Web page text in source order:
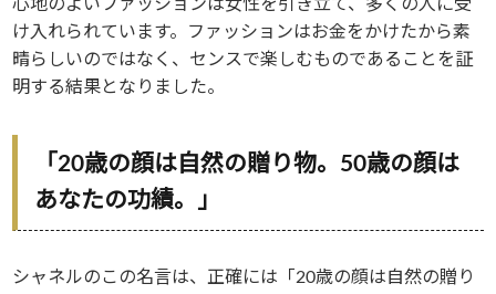
心地のよいファッションは女性を引き立て、多くの人に受
け入れられています。ファッションはお金をかけたから素
晴らしいのではなく、センスで楽しむものであることを証
明する結果となりました。
「20歳の顔は自然の贈り物。50歳の顔は
あなたの功績。」
シャネルのこの名言は、正確には「20歳の顔は自然の贈り